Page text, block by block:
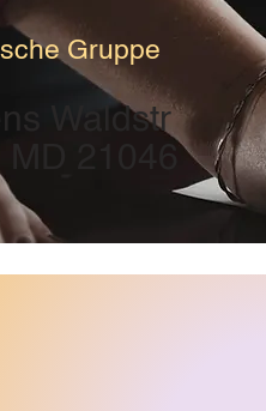
Gruppe
Waldstr
21046